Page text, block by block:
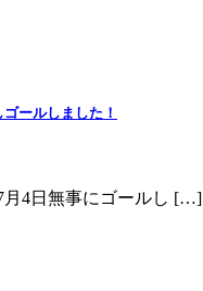
ールしました！
月4日無事にゴールし […]